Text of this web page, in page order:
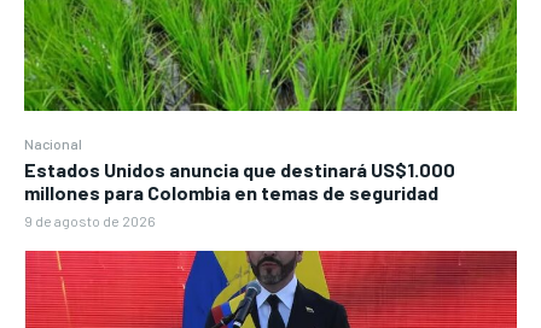
Nacional
Estados Unidos anuncia que destinará US$1.000
millones para Colombia en temas de seguridad
9 de agosto de 2026